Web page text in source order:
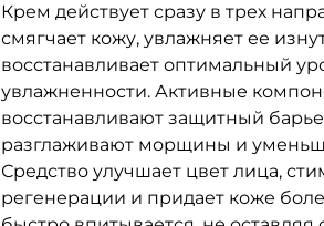
Крем действует сразу в трех
смягчает кожу, увлажняет ее
восстанавливает оптимальный
увлажненности. Активные
восстанавливают защитный
разглаживают морщины и
Средство улучшает цвет лица,
регенерации и придает коже